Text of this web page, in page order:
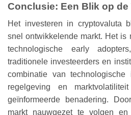
Conclusie: Een Blik op de
Het investeren in cryptovaluta
snel ontwikkelende markt. Het is
technologische early
traditionele investeerders en
combinatie van technologische
regelgeving en
geïnformeerde benadering.
markt nauwgezet te volgen